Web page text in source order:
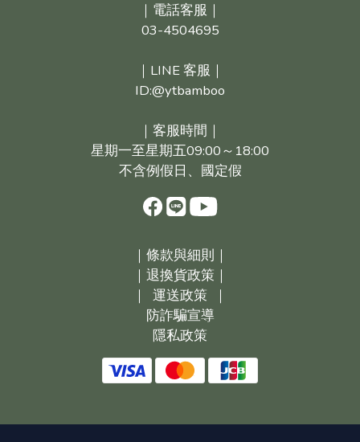
｜電話客服｜
03-4504695
｜LINE 客服｜
ID:@ytbamboo
｜客服時間｜
星期一至星期五09:00～18:00
不含例假日、國定假
｜ 條款與細則｜
｜ 退換貨政策｜
｜ 運送政策 ｜
防詐騙宣導
隱私政策